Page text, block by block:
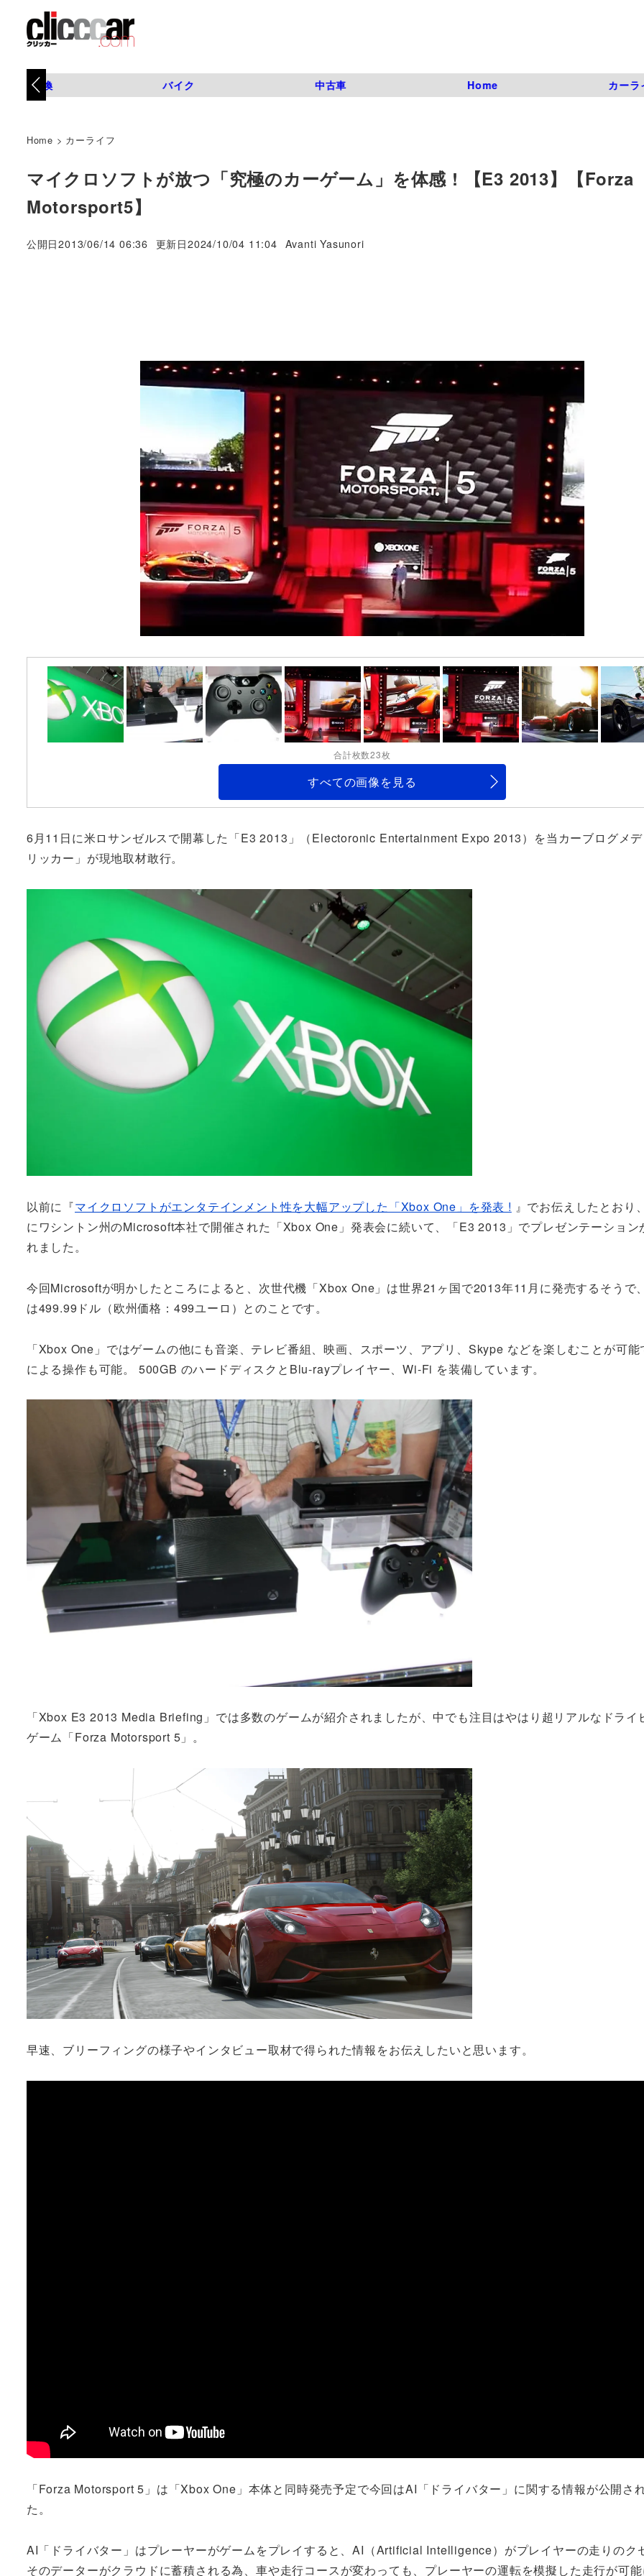
タイヤ交換 バイク 中古車 Home カーラ
Home > カーライフ
マイクロソフトが放つ「究極のカーゲーム」を体感 ! 【E3 2013】【Forza
Motorsport5】
公開日2013/06/14 06:36 更新日2024/10/04 11:04
著
Avanti Yasunori
合計枚数23枚
すべての画像を見る
6月11日に米ロサンゼルスで開幕した「E3 2013」（Electoronic Entertainment Expo 2013）を当カーブログメデ
リッカー」が現地取材敢行。
以前に『マイクロソフトがエンタテインメント性を大幅アップした「Xbox One」を発表 ! 』でお伝えしたとおり
にワシントン州のMicrosoft本社で開催された「Xbox One」発表会に続いて、「E3 2013」でプレゼンテーション
れました。
今回Microsoftが明かしたところによると、次世代機「Xbox One」は世界21ヶ国で2013年11月に発売するそうで
は499.99ドル（欧州価格：499ユーロ）とのことです。
「Xbox One」ではゲームの他にも音楽、テレビ番組、映画、スポーツ、アプリ、Skype などを楽しむことが可能
による操作も可能。 500GB のハードディスクとBlu-rayプレイヤー、Wi-Fi を装備しています。
「Xbox E3 2013 Media Briefing」では多数のゲームが紹介されましたが、中でも注目はやはり超リアルなドライ
ゲーム「Forza Motorsport 5」。
早速、ブリーフィングの様子やインタビュー取材で得られた情報をお伝えしたいと思います。
「Forza Motorsport 5」は「Xbox One」本体と同時発売予定で今回はAI「ドライバター」に関する情報が公開さ
た。
AI「ドライバター」はプレーヤーがゲームをプレイすると、AI（Artificial Intelligence）がプレイヤーの走りのク
そのデーターがクラウドに蓄積される為、車や走行コースが変わっても、プレーヤーの運転を模擬した走行が可能